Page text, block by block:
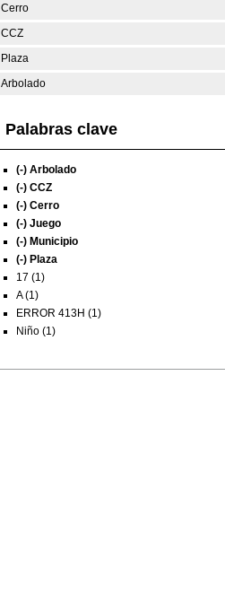
Cerro
CCZ
Plaza
Arbolado
Palabras clave
(-) Arbolado
(-) CCZ
(-) Cerro
(-) Juego
(-) Municipio
(-) Plaza
17 (1)
A (1)
ERROR 413H (1)
Niño (1)